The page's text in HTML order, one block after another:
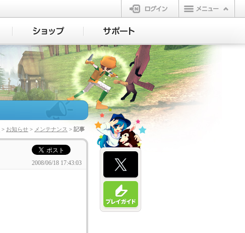
ログイン
> お知らせ > メンテナンス > 記事
2008/06/18 17:43:03